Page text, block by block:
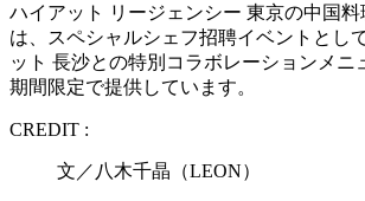
ハイアット リージェンシー 東京の中国
は、スペシャルシェフ招聘イベントとし
ット 長沙との特別コラボレーションメニ
期間限定で提供しています。
CREDIT :
文／八木千晶（LEON）